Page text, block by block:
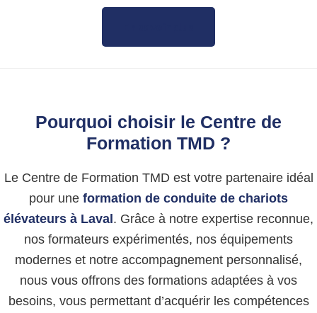
Pourquoi choisir le Centre de
Formation TMD ?
Le Centre de Formation TMD est votre partenaire idéal
pour une formation de conduite de chariots
élévateurs à Laval. Grâce à notre expertise reconnue,
nos formateurs expérimentés, nos équipements
modernes et notre accompagnement personnalisé,
nous vous offrons des formations adaptées à vos
besoins, vous permettant d’acquérir les compétences